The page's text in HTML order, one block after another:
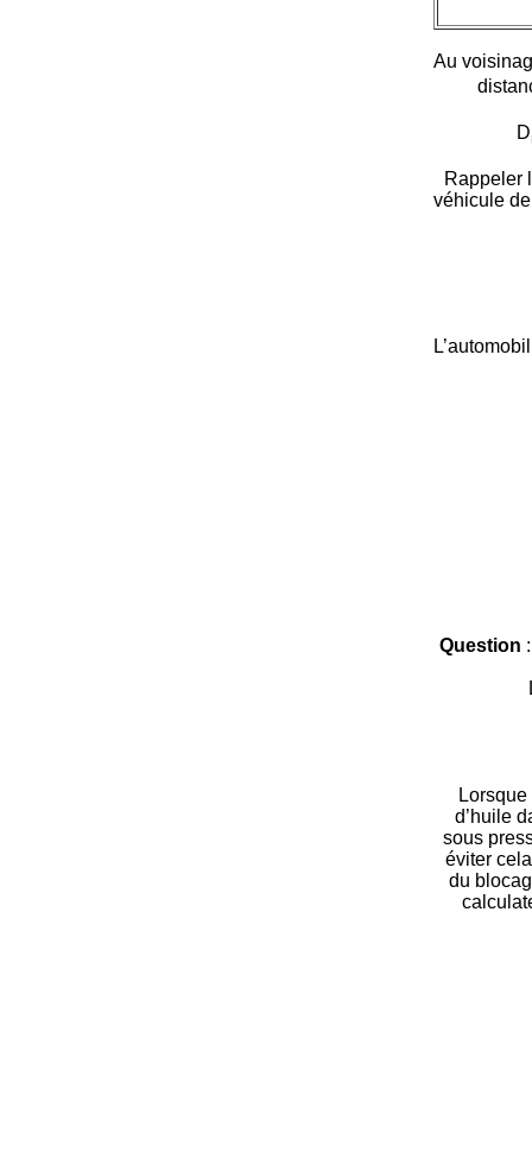
Au
D
Rappeler
véhicule
Question
d’huile
sous
éviter
du